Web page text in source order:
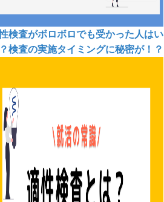
検査がボロボロでも受かった人はい
検査の実施タイミングに秘密が！？